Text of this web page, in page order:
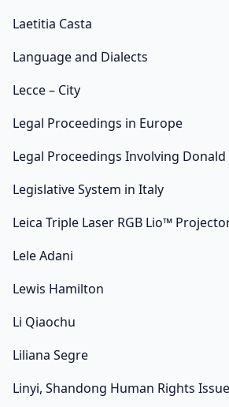
Laetitia Casta
Language and Dialects
Lecce – City
Legal Proceedings in Europe
Legal Proceedings Involving
Legislative System in Italy
Leica Triple Laser RGB Lio™
Lele Adani
Lewis Hamilton
Li Qiaochu
Liliana Segre
Linyi, Shandong Human Rights